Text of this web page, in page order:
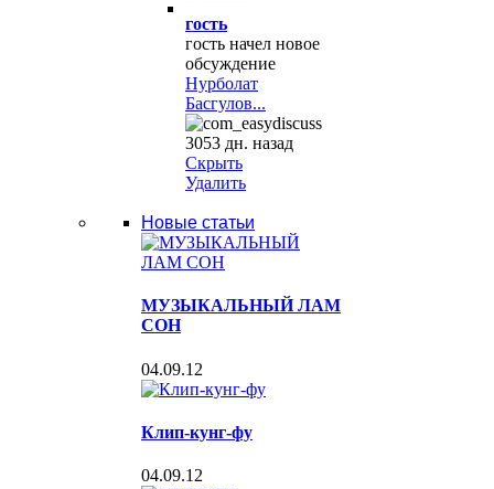
гость
гость начел новое
обсуждение
Нурболат
Басгулов...
3053 дн. назад
Скрыть
Удалить
Новые статьи
МУЗЫКАЛЬНЫЙ ЛАМ
СОН
04.09.12
Клип-кунг-фу
04.09.12